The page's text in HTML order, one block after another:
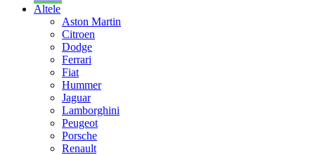
Altele
Aston Martin
Citroen
Dodge
Ferrari
Fiat
Hummer
Jaguar
Lamborghini
Peugeot
Porsche
Renault